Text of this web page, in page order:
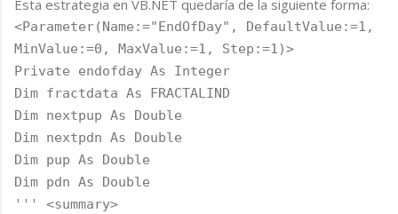
Esta estrategia en VB.NET quedaría de la siguiente forma:
<Parameter(Name:="EndOfDay", DefaultValue:=1,
MinValue:=0, MaxValue:=1, Step:=1)>
Private endofday As Integer
Dim fractdata As FRACTALIND
Dim nextpup As Double
Dim nextpdn As Double
Dim pup As Double
Dim pdn As Double
''' <summary>